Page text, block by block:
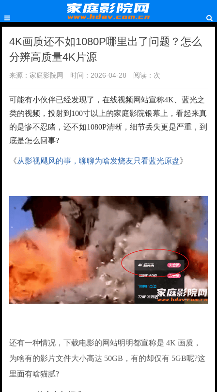
4K画质还不如1080P哪里出了问题？怎么
分辨高质量4K片源
来源：家庭影院网 时间：2026-04-28 阅读： 次
可能有小伙伴已经发现了，在线视频网站宣称4K、蓝光之
类的视频，投射到100寸以上的家庭影院银幕上，看起来真
的是惨不忍睹，还不如1080P清晰，细节丢失更是严重，到
底是怎么回事?
《从影视飓风的事，聊聊为啥发烧友只看蓝光原盘》
还有一种情况，下载电影的网站明明都宣称是 4K 画质，
为啥有的影片文件大小高达 50GB，有的却仅有 5GB呢?这
里面有啥猫腻?